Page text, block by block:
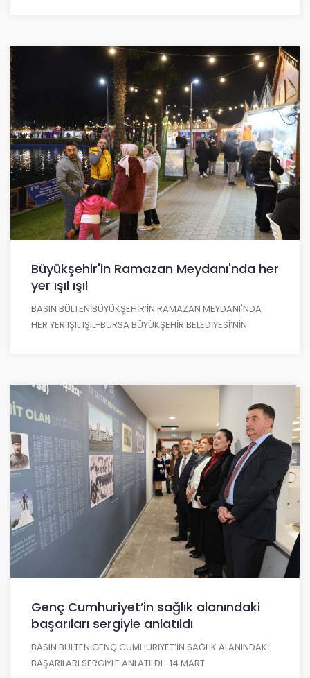
Büyükşehir'in Ramazan Meydanı'nda her
yer ışıl ışıl
BASIN BÜLTENİBÜYÜKŞEHİR’İN RAMAZAN MEYDANI'NDA
HER YER IŞIL IŞIL-BURSA BÜYÜKŞEHİR BELEDİYESİ’NİN
Genç Cumhuriyet’in sağlık alanındaki
başarıları sergiyle anlatıldı
BASIN BÜLTENİGENÇ CUMHURİYET’İN SAĞLIK ALANINDAKİ
BAŞARILARI SERGİYLE ANLATILDI- 14 MART